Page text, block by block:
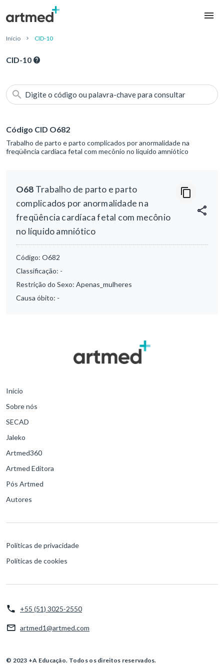
Início CID-10
CID-10
Digite o código ou palavra-chave para consultar
Código CID O682
Trabalho de parto e parto complicados por anormalidade na
freqüência cardíaca fetal com mecônio no líquido amniótico
O68 Trabalho de parto e parto
complicados por anormalidade na
freqüência cardíaca fetal com mecônio
no líquido amniótico
Código: O682
Classificação: -
Restrição do Sexo: Apenas_mulheres
Causa óbito: -
Início
Sobre nós
SECAD
Jaleko
Artmed360
Artmed Editora
Pós Artmed
Autores
Políticas de privacidade
Políticas de cookies
+55 (51) 3025-2550
artmed1@artmed.com
© 2023 +A Educação. Todos os direitos reservados.